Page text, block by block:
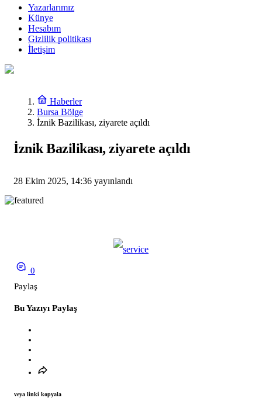
Yazarlarımız
Künye
Hesabım
Gizlilik politikası
İletişim
Haberler
Bursa Bölge
İznik Bazilikası, ziyarete açıldı
İznik Bazilikası, ziyarete açıldı
28 Ekim 2025, 14:36 yayınlandı
0
Paylaş
Bu Yazıyı Paylaş
veya linki kopyala